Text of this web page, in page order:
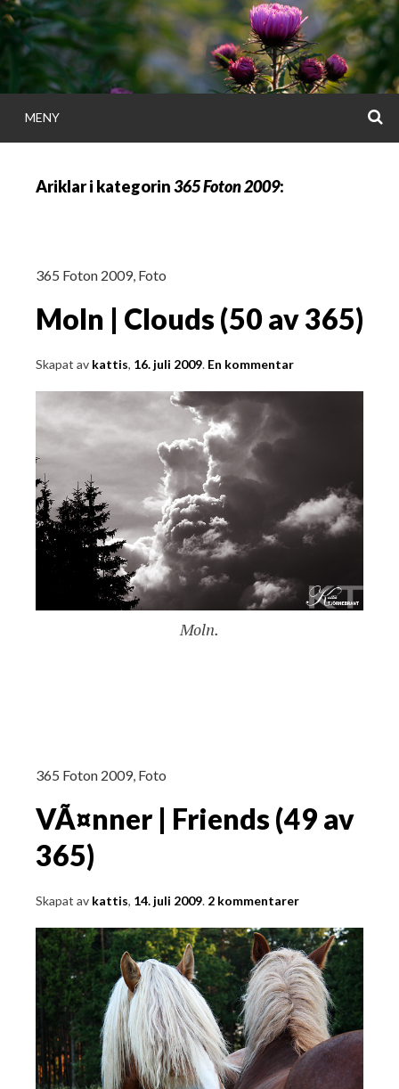
Gå
direkt
till
innehållet
i ord & bild
MENY
Ariklar i kategorin365 Foton 2009:
365 Foton 2009, Foto
Moln | Clouds (50 av 365)
Skapat av kattis, 16. juli 2009. En kommentar
Moln.
365 Foton 2009, Foto
VÃ¤nner | Friends (49 av
365)
Skapat av kattis, 14. juli 2009. 2 kommentarer